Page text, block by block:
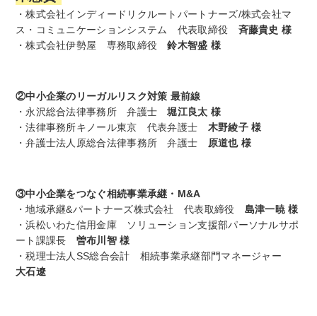
・株式会社インディードリクルートパートナーズ/株式会社マ
ス・コミュニケーションシステム 代表取締役斉藤貴史 様
・株式会社伊勢屋 専務取締役鈴木智盛 様
②中小企業のリーガルリスク対策 最前線
・永沢総合法律事務所 弁護士堀江良太 様
・法律事務所キノール東京 代表弁護士 木野綾子 様
・弁護士法人原総合法律事務所 弁護士 原道也 様
③中小企業をつなぐ相続事業承継・M&A
・地域承継&パートナーズ株式会社 代表取締役 島津一暁 様
・浜松いわた信用金庫 ソリューション支援部パーソナルサポ
ート課課長 曽布川智 様
・税理士法人SS総合会計 相続事業承継部門マネージャー
大石遼